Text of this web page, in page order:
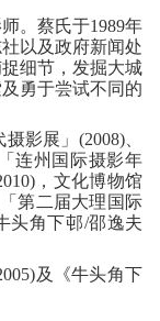
。蔡氏于1989年
以及政府新闻处
细节，发掘大城
勇于尝试不同的
影展」 (2008)、
「连州国际摄影年
， 文化博物馆
「第二届大理国际
头角下邨/邵逸夫
及《牛头角下